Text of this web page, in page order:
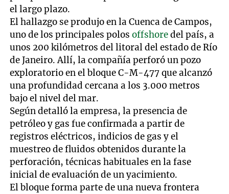
el largo plazo.
El hallazgo se produjo en la Cuenca de Campos,
uno de los principales polosoffshoredel país, a
unos 200 kilómetros del litoral del estado de Río
de Janeiro. Allí, la compañía perforó un pozo
exploratorio en el bloque C-M-477 que alcanzó
una profundidad cercana a los 3.000 metros
bajo el nivel del mar.
Según detalló la empresa, la presencia de
petróleo y gas fue confirmada a partir de
registros eléctricos, indicios de gas y el
muestreo de fluidos obtenidos durante la
perforación, técnicas habituales en la fase
inicial de evaluación de un yacimiento.
El bloque forma parte de una nueva frontera